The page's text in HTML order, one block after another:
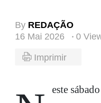
By REDAÇÃO
16 Mai 2026
0
Imprimir